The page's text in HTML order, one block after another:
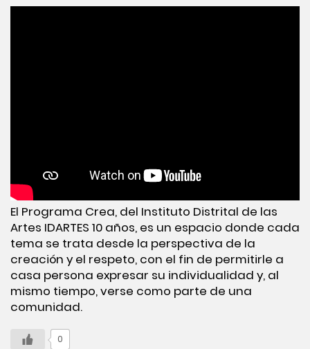
El Programa Crea, del Instituto Distrital de las
Artes IDARTES 10 años, es un espacio donde cada
tema se trata desde la perspectiva de la
creación y el respeto, con el fin de permitirle a
casa persona expresar su individualidad y, al
mismo tiempo, verse como parte de una
comunidad.
0